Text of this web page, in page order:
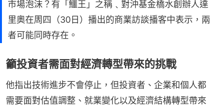
市場泡沫？有「鱷王」之稱﹑對沖基金橋水創辦人達
里奧在周四（30日）播出的商業訪談播客中表示，兩
者可能同時存在。
籲投資者需面對經濟轉型帶來的挑戰
他指出技術進步不會停止，但投資者、企業和個人都
需要面對估值調整、就業變化以及經濟結構轉型帶來